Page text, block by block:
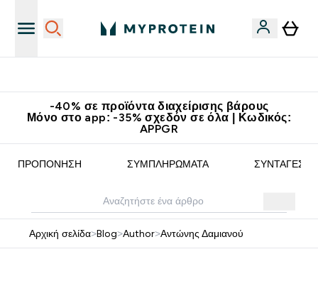
-40% σε προϊόντα διαχείρισης βάρους
Μόνο στο app: -35% σχεδόν σε όλα | Κωδικός:
APPGR
ΠΡΟΠΌΝΗΣΗ ΣΥΜΠΛΗΡΏΜΑΤΑ ΣΥΝΤΑΓΈΣ
Αρχική σελίδα>Blog>Author>Αντώνης Δαμιανού